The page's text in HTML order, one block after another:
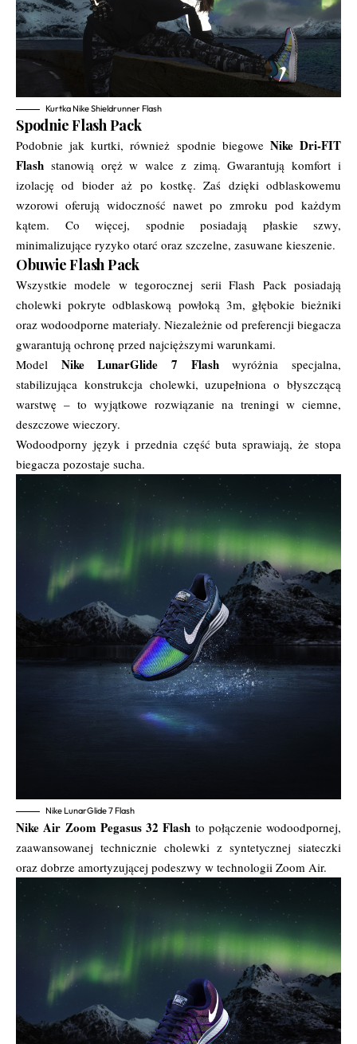
Kurtka Nike Shieldrunner Flash
Spodnie Flash Pack
Podobnie jak kurtki, również spodnie biegowe Nike Dri-FIT
Flash stanowią oręż w walce z zimą. Gwarantują komfort i
izolację od bioder aż po kostkę. Zaś dzięki odblaskowemu
wzorowi oferują widoczność nawet po zmroku pod każdym
kątem. Co więcej, spodnie posiadają płaskie szwy,
minimalizujące ryzyko otarć oraz szczelne, zasuwane kieszenie.
Obuwie Flash Pack
Wszystkie modele w tegorocznej serii Flash Pack posiadają
cholewki pokryte odblaskową powłoką 3m, głębokie bieżniki
oraz wodoodporne materiały. Niezależnie od preferencji biegacza
gwarantują ochronę przed najcięższymi warunkami.
Model Nike LunarGlide 7 Flashwyróżnia specjalna,
stabilizująca konstrukcja cholewki, uzupełniona o błyszczącą
warstwę – to wyjątkowe rozwiązanie na treningi w ciemne,
deszczowe wieczory.
Wodoodporny język i przednia część buta sprawiają, że stopa
biegacza pozostaje sucha.
Nike LunarGlide 7 Flash
Nike Air Zoom Pegasus 32 Flash to połączenie wodoodpornej,
zaawansowanej technicznie cholewki z syntetycznej siateczki
oraz dobrze amortyzującej podeszwy w technologii Zoom Air.